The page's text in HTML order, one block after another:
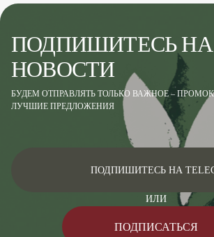
ПОДПИШИТЕСЬ НА
НОВОСТИ
БУДЕМ ОТПРАВЛЯТЬ ТОЛЬКО ВАЖНОЕ –
ЛУЧШИЕ ПРЕДЛОЖЕНИЯ
ПОДПИШИТЕСЬ НА
ИЛИ
ПОДПИСАТЬСЯ